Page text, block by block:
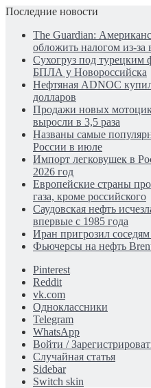
Последние новости
The Guardian:
обложить налогом из-за
Сухогруз под турецким
БПЛА у Новороссийска
Нефтяная ADNOC
долларов
Продажи новых
выросли в 3,5 раза
Названы самые
России в июле
Импорт легковушек в
2026 год
Европейские страны
газа, кроме российского
Саудовская нефть
впервые с 1985 года
Иран пригрозил
Фьючерсы на нефть
Pinterest
Reddit
vk.com
Одноклассники
Telegram
WhatsApp
Войти /
Случайная статья
Sidebar
Switch skin